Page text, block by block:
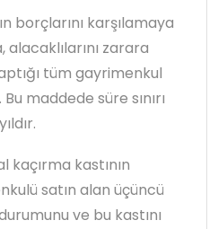
borçlarını karşılamaya
zarara
tüm gayrimenkul
maddede süre sınırı
kastının
satın alan üçüncü
ve bu kastını